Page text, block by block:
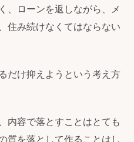
、ローンを返しながら、メ
住み続けなくてはならない
だけ抑えようという考え方
内容で落とすことはとても
質を落として作ることはし